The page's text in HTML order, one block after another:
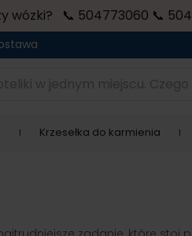
wózki? 📞 504773060 📞
w jednym miejscu. Czego
Krzesełka do karmienia